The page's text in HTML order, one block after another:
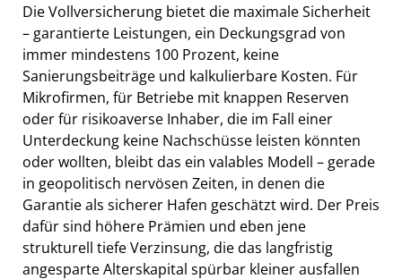
Die Vollversicherung bietet die maximale Sicherheit
– garantierte Leistungen, ein Deckungsgrad von
immer mindestens 100 Prozent, keine
Sanierungsbeiträge und kalkulierbare Kosten. Für
Mikrofirmen, für Betriebe mit knappen Reserven
oder für risikoaverse Inhaber, die im Fall einer
Unterdeckung keine Nachschüsse leisten könnten
oder wollten, bleibt das ein valables Modell – gerade
in geopolitisch nervösen Zeiten, in denen die
Garantie als sicherer Hafen geschätzt wird. Der Preis
dafür sind höhere Prämien und eben jene
strukturell tiefe Verzinsung, die das langfristig
angesparte Alterskapital spürbar kleiner ausfallen